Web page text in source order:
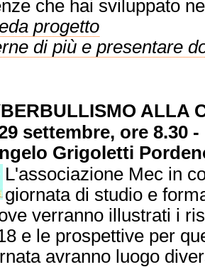
che hai sviluppato
progetto
di più e presentare
ALLA
settembre, ore 8.30
Grigoletti
L'associazione Mec in
giornata di studio e
verranno illustrati i
e le prospettive per
avranno luogo